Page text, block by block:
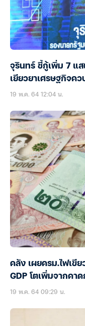
จุรินทร์ ชี้กู้เพิ่ม 7 แ
เยียวยาเศรษฐกิจค
19 พ.ค. 64 12:04 น.
คลัง เผยครม.ไฟเขี
GDP โตเพิ่มจากคา
19 พ.ค. 64 09:29 น.